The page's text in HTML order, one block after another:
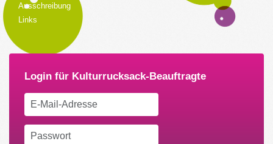
Ausschreibung
Links